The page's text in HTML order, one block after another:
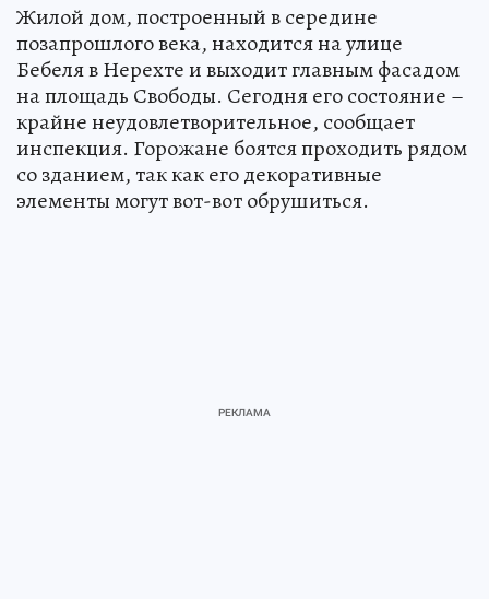
Жилой дом, построенный в середине
позапрошлого века, находится на улице
Бебеля в Нерехте и выходит главным фасадом
на площадь Свободы. Сегодня его состояние –
крайне неудовлетворительное, сообщает
инспекция. Горожане боятся проходить рядом
со зданием, так как его декоративные
элементы могут вот-вот обрушиться.